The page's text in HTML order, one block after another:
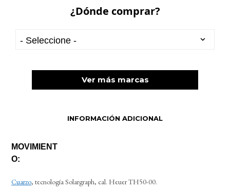
¿Dónde comprar?
Ver más marcas
INFORMACIÓN ADICIONAL
MOVIMIENT
O:
Cuarzo, tecnología Solargraph, cal. Heuer TH50-00.